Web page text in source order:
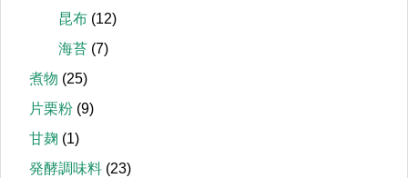
昆布 (12)
海苔 (7)
煮物 (25)
片栗粉 (9)
甘麹 (1)
発酵調味料 (23)